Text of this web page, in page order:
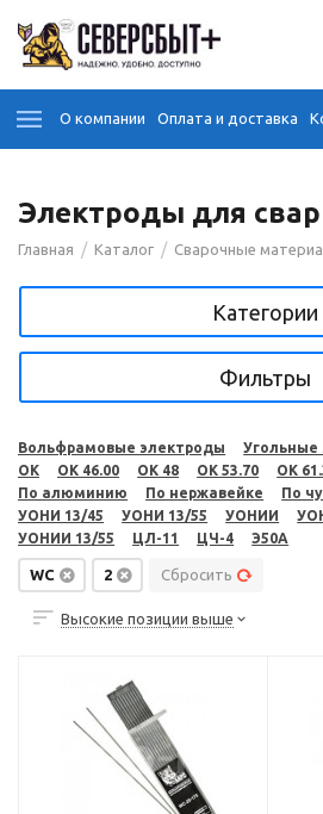
О компании Оплата и доставка
Электроды для
Главная / Каталог / Сварочные
Категории
Фильтры
Вольфрамовые электроды Угольные
OK
OK 46.00 OK 48 OK 53.70 OK
По алюминию
По нержавейке По
УОНИ 13/45
УОНИ 13/55 УОНИИ
УОНИИ 13/55
ЦЛ-11 ЦЧ-4 Э50А
WC 2 Сбросить
Высокие позиции выше